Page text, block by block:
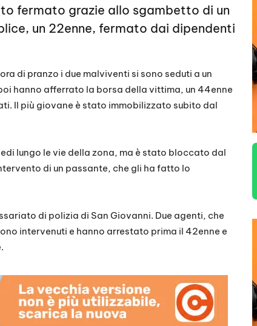
fermato grazie allo sgambetto di un
un 22enne, fermato dai dipendenti
di pranzo i due malviventi si sono seduti a un
hanno afferrato la borsa della vittima, un 44enne
Il più giovane è stato immobilizzato subito dal
lungo le vie della zona, ma è stato bloccato dal
di un passante, che gli ha fatto lo
di polizia di San Giovanni. Due agenti, che
intervenuti e hanno arrestato prima il 42enne e